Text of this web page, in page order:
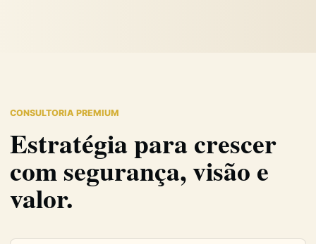
CONSULTORIA PREMIUM
Estratégia para crescer
com segurança, visão e
valor.